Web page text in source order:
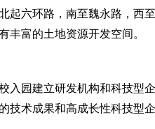
起六环路，南至魏永路，西
丰富的土地资源开发空间。
入园建立研发机构和科技型
技术成果和高成长性科技型企